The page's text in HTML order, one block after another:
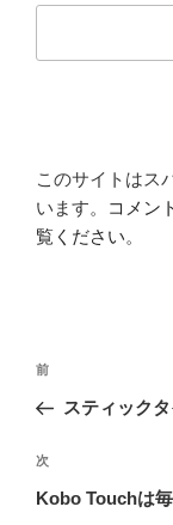
このサイトはス
います。
コメン
覧ください。
投
ナ
ビ
ゲ
前
の
稿
前
スティック
次
の
次
Kobo Touchは